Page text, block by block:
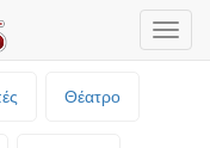
Θέατρο